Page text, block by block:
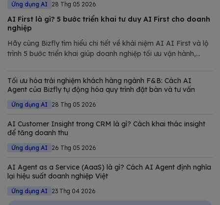
Ứng dụng AI 28 Thg 05 2026
AI First là gì? 5 bước triển khai tư duy AI First cho doanh
nghiệp
Hãy cùng Bizfly tìm hiểu chi tiết về khái niệm AI AI First và lộ
trình 5 bước triển khai giúp doanh nghiệp tối ưu vận hành,
đầy biến động.
Tối ưu hóa trải nghiệm khách hàng ngành F&B: Cách AI
Agent của Bizfly tự động hóa quy trình đặt bàn và tư vấn
Ứng dụng AI 28 Thg 05 2026
AI Customer Insight trong CRM là gì? Cách khai thác insight
để tăng doanh thu
Ứng dụng AI 26 Thg 05 2026
AI Agent as a Service (AaaS) là gì? Cách AI Agent định nghĩa
lại hiệu suất doanh nghiệp Việt
Ứng dụng AI 23 Thg 04 2026